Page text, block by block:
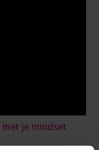
met je mindset